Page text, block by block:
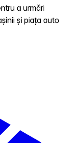
a urmări
și piața auto